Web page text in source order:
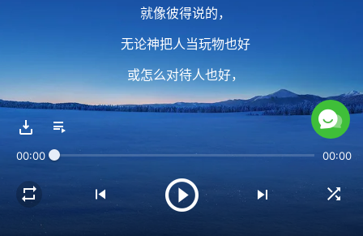
就像彼得说的，
无论神把人当玩物也好
或怎么对待人也好，
神都没有错，神都没有错。
那怎么办呢？
00:00 00:00